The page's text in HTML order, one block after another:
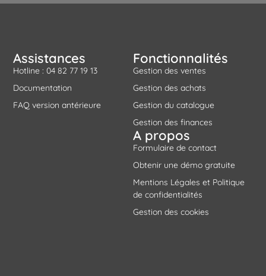
Fonctionnalités
Gestion des ventes
Gestion des achats
Gestion du catalogue
Gestion des finances
Assistances
Hotline : 04 82 77 19 13
Documentation
FAQ version antérieure
A propos
Formulaire de contact
Obtenir une démo gratuite
Mentions Légales et Politique
de confidentialités
Gestion des cookies